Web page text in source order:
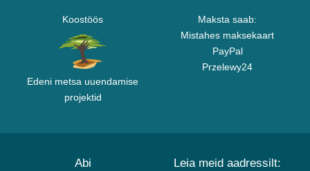
Koostöös
Edeni metsa uuendamise
projektid
Maksta saab:
Mistahes maksekaart
PayPal
Przelewy24
Abi Leia meid aadressilt: